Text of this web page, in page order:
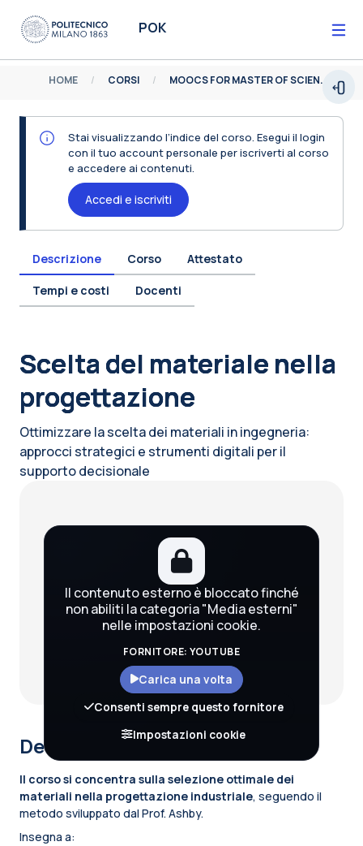
POK
HOME CORSI MOOCS FOR MASTER OF SCIENCE
Stai visualizzando l’indice del corso. Esegui il login
con il tuo account personale per iscriverti al corso
e accedere ai contenuti.
Accedi e iscriviti
Descrizione Corso Attestato
Tempi e costi Docenti
Blocchi
Scelta del materiale nella
progettazione
Ottimizzare la scelta dei materiali in ingegneria:
approcci strategici e strumenti digitali per il
supporto decisionale
Il contenuto esterno è bloccato finché
non abiliti la categoria "Media esterni"
nelle impostazioni cookie.
FORNITORE: YOUTUBE
Carica una volta
Consenti sempre questo fornitore
Impostazioni cookie
Descrizione del corso
Il corso si concentra sulla selezione ottimale dei
materiali nella progettazione industriale, seguendo il
metodo sviluppato dal Prof. Ashby.
Insegna a: